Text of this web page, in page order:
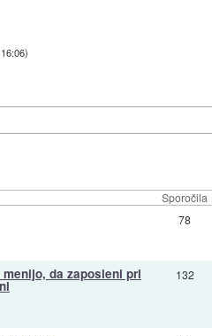
)
Sporočila
78
da zaposleni pri 132